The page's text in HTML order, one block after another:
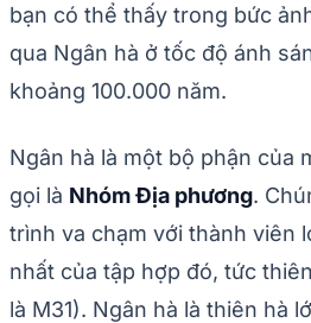
bạn có thể thấy trong bức
qua Ngân hà ở tốc độ ánh
khoảng 100.000 năm.
Ngân hà là một bộ phận của
gọi là Nhóm Địa phương.
trình va chạm với thành viên
nhất của tập hợp đó, tức
là M31). Ngân hà là thiên hà